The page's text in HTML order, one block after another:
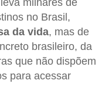
no Brasil,
da vida, mas de
brasileiro, da
que não dispõem
para acessar